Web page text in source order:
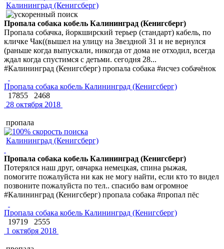
Калининград (Кенигсберг)
Пропала собака кобель Калининград (Кенигсберг)
Пропала собачка, йоркширский терьер (стандарт) кабель, по
кличке Чак((вышел на улицу на Звездной 31 и не вернулся
(раньше когда выпускали, никогда от дома не отходил, всегда
ждал когда спустимся с детьми. сегодня 28...
#Калининград (Кенигсберг) пропала собака #исчез собачёнок
Пропала собака кобель Калининград (Кенигсберг)
17855
2468
28 октября 2018
пропала
Калининград (Кенигсберг)
Пропала собака кобель Калининград (Кенигсберг)
Потерялся наш друг, овчарка немецкая, спина рыжая,
помогите пожалуйста ни как не могу найти, если кто то видел
позвоните пожалуйста по тел.. спасибо вам огромное
#Калининград (Кенигсберг) пропала собака #пропал пёс
Пропала собака кобель Калининград (Кенигсберг)
19719
2555
1 октября 2018